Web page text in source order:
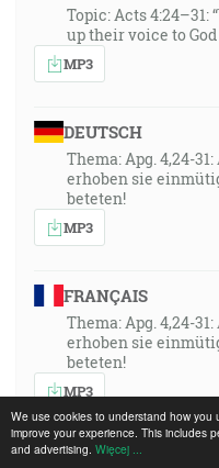
We use cookies to understand how you
improve your experience. This includes
and advertising. Więcej ...
Topic: Acts
up their voice to
MP3
DEUTSCH
Thema: Apg. 4,24-
erhoben sie
beteten!
MP3
FRANÇAIS
Thema: Apg. 4,24-
erhoben sie
beteten!
MP3
POLSKI